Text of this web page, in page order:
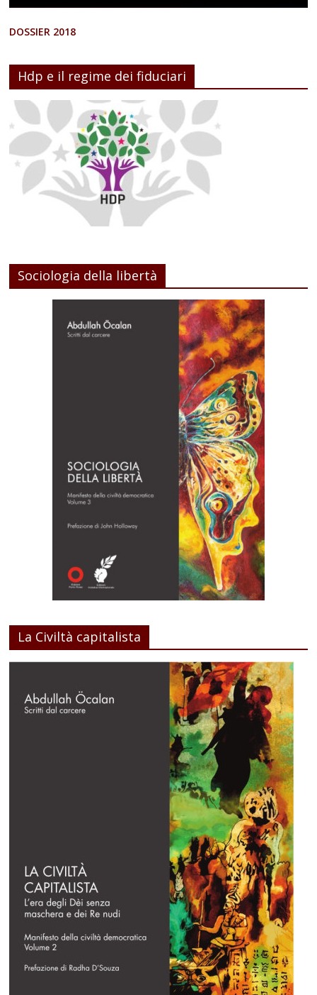
DOSSIER 2018
Hdp e il regime dei fiduciari
Sociologia della libertà
La Civiltà capitalista